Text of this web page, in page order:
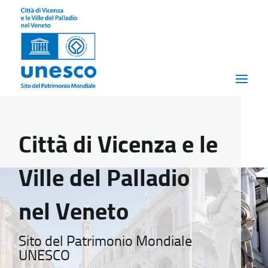
Città di Vicenza e le
Ville del Palladio
nel Veneto
Sito del Patrimonio Mondiale
UNESCO